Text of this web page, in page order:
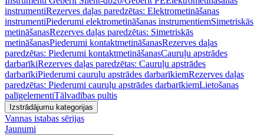
instrumentiRezerves daļas paredzētas: Elektrometināšanas
instrumentiPiederumi elektrometināšanas instrumentiemSimetriskās
metināšanasRezerves daļas paredzētas: Simetriskās
metināšanasPiederumi kontaktmetināšanasRezerves daļas
paredzētas: Piederumi kontaktmetināšanasCauruļu apstrādes
darbarīkiRezerves daļas paredzētas: Cauruļu apstrādes
darbarīkiPiederumi cauruļu apstrādes darbarīkiemRezerves daļas
paredzētas: Piederumi cauruļu apstrādes darbarīkiemLietošanas
palīgelementiTālvadības pultis
Izstrādājumu kategorijas
Vannas istabas sērijas
Jaunumi